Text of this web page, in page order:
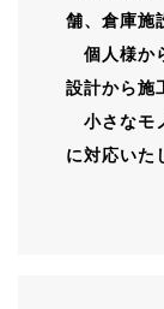
舗、倉庫施
個人様か
設計から施
小さなモ
に対応いた